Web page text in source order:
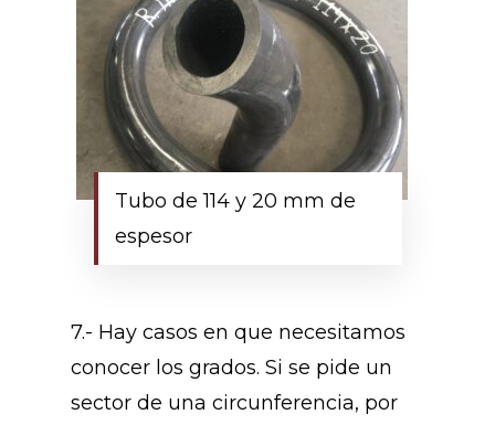
Tubo de 114 y 20 mm de
espesor
7.- Hay casos en que necesitamos
conocer los grados. Si se pide un
sector de una circunferencia, por